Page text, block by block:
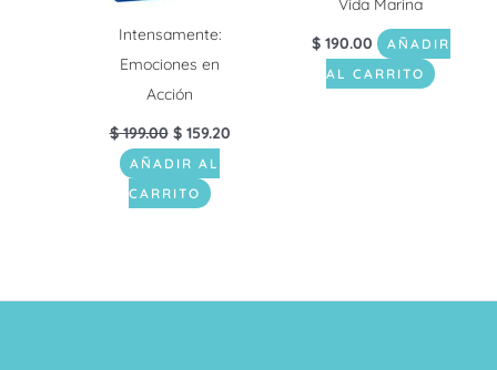
Intensamente:
Emociones en
Acción
$199.00 $159.20
AÑADIR AL
CARRITO
Vida Marina
$190.00
AÑADIR
AL CARRITO